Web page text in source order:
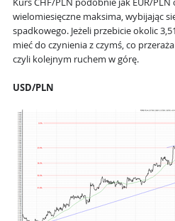
Kurs CHF/PLN podobnie jak EUR/
wielomiesięczne maksima, wybijając
spadkowego. Jeżeli przebicie okolic
mieć do czynienia z czymś, co
czyli kolejnym ruchem w górę.
USD/PLN